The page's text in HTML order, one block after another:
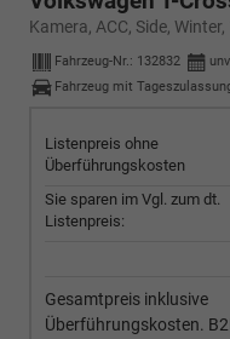
Kamera, ACC, Side, Winter,
Fahrzeug-Nr.: 132832
Fahrzeug mit
Listenpreis ohne
Überführungskosten
Sie sparen im Vgl. zum dt.
Listenpreis:
Gesamtpreis inklusive
Überführungskosten.